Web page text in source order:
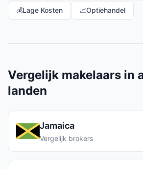
💰Lage Kosten 📈Optiehandel
Vergelijk makelaars in
landen
Jamaica
Vergelijk brokers